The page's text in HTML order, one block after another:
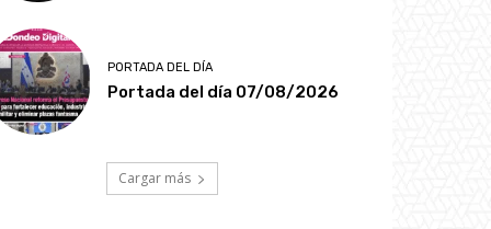
PORTADA DEL DÍA
Portada del día 07/08/2026
Cargar más